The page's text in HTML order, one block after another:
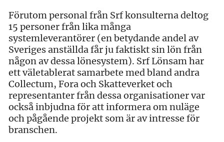
Förutom personal från Srf konsulterna deltog
15 personer från lika många
systemleverantörer (en betydande andel av
Sveriges anställda får ju faktiskt sin lön från
någon av dessa lönesystem). Srf Lönsam har
ett väletablerat samarbete med bland andra
Collectum, Fora och Skatteverket och
representanter från dessa organisationer var
också inbjudna för att informera om nuläge
och pågående projekt som är av intresse för
branschen.